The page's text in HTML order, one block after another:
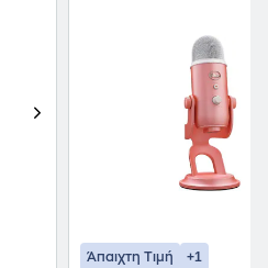
Άπαιχτη Τιμή +1